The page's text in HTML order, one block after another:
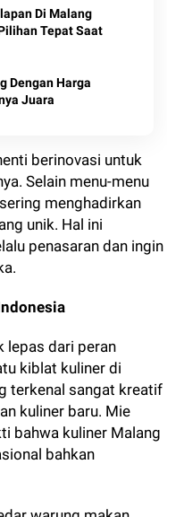
Di Malang
Tepat Saat
Dengan Harga
Juara
berinovasi untuk
Selain menu-menu
menghadirkan
unik. Hal ini
penasaran dan ingin
lepas dari peran
kiblat kuliner di
terkenal sangat kreatif
kuliner baru. Mie
bahwa kuliner Malang
bahkan